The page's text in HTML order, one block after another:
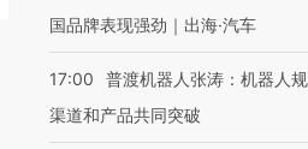
国品牌表现强劲｜出海·汽车
17:00
普渡机器人张涛：机器人规
渠道和产品共同突破